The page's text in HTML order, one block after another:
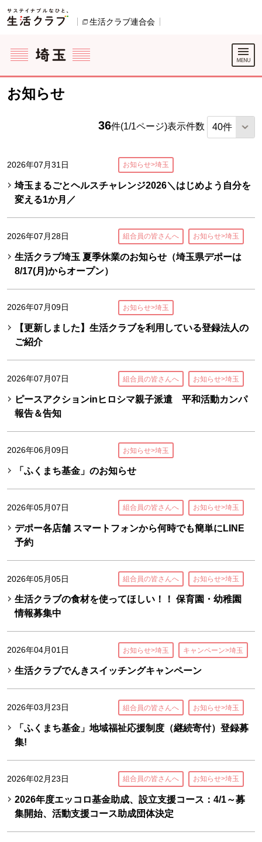
ページの先頭です。
生活クラブ連合会
ここからサイト内共通メニューです。
サイト内共通メニューをスキップする
サイト内共通メニューここまで。
お知らせ
36件(1/1ページ)表示件数
2026年07月31日 お知らせ>埼玉
埼玉まるごとヘルスチャレンジ2026＼はじめよう自分を
変える1か月／
2026年07月28日 組合員の皆さんへ お知らせ>埼玉
生活クラブ埼玉 夏季休業のお知らせ（埼玉県デポーは
8/17(月)からオープン）
2026年07月09日 お知らせ>埼玉
【更新しました】生活クラブを利用している登録法人の
ご紹介
2026年07月07日 組合員の皆さんへ お知らせ>埼玉
ピースアクションinヒロシマ親子派遣 平和活動カンパ
報告＆告知
2026年06月09日 お知らせ>埼玉
「ふくまち基金」のお知らせ
2026年05月07日 組合員の皆さんへ お知らせ>埼玉
デポー各店舗 スマートフォンから何時でも簡単にLINE
予約
2026年05月05日 組合員の皆さんへ お知らせ>埼玉
生活クラブの食材を使ってほしい！！ 保育園・幼稚園
情報募集中
2026年04月01日 お知らせ>埼玉 キャンペーン>埼玉
生活クラブでんきスイッチングキャンペーン
2026年03月23日 組合員の皆さんへ お知らせ>埼玉
「ふくまち基金」地域福祉応援制度（継続寄付）登録募
集!
2026年02月23日 組合員の皆さんへ お知らせ>埼玉
2026年度エッコロ基金助成、設立支援コース：4/1～募
集開始、活動支援コース助成団体決定